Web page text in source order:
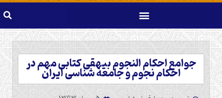
جوامع احکام النجوم بیهقی کتابی مهم در
احکام نجوم و جامعه شناسی ایران